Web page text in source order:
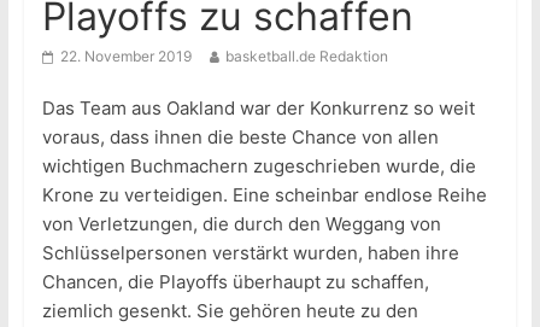
Playoffs zu schaffen
22. November 2019 basketball.de Redaktion
Das Team aus Oakland war der Konkurrenz so weit
voraus, dass ihnen die beste Chance von allen
wichtigen Buchmachern zugeschrieben wurde, die
Krone zu verteidigen. Eine scheinbar endlose Reihe
von Verletzungen, die durch den Weggang von
Schlüsselpersonen verstärkt wurden, haben ihre
Chancen, die Playoffs überhaupt zu schaffen,
ziemlich gesenkt. Sie gehören heute zu den